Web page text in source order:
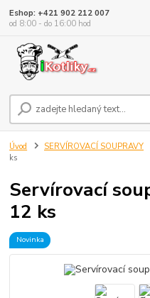
Eshop: +421 902 212 007
od 8:00 - do 16:00 hod
Úvod SERVÍROVACÍ SOUPRAVY
ks
Servírovací
12 ks
Novinka